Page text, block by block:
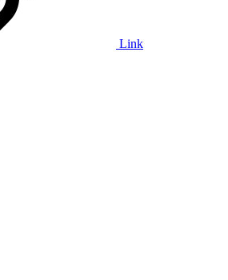
Link